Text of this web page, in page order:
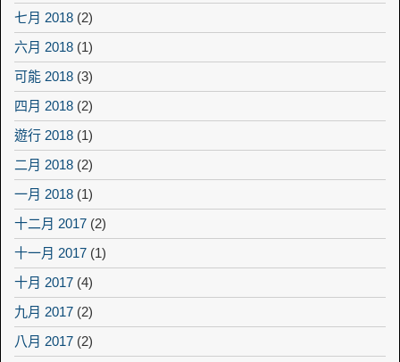
七月 2018 (2)
六月 2018 (1)
可能 2018 (3)
四月 2018 (2)
遊行 2018 (1)
二月 2018 (2)
一月 2018 (1)
十二月 2017 (2)
十一月 2017 (1)
十月 2017 (4)
九月 2017 (2)
八月 2017 (2)